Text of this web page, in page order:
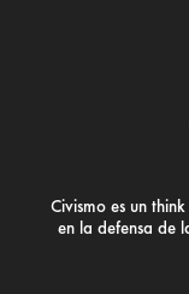
Civismo es un
en la defensa de